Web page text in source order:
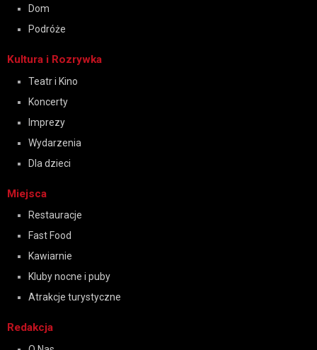
Dom
Podróże
Kultura i Rozrywka
Teatr i Kino
Koncerty
Imprezy
Wydarzenia
Dla dzieci
Miejsca
Restauracje
Fast Food
Kawiarnie
Kluby nocne i puby
Atrakcje turystyczne
Redakcja